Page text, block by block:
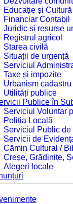
Educație și Cultură
Financiar Contabil
Juridic si resurse
Registrul agricol
Starea civilă
Situații de urgență
Serviciul
Taxe și impozite
Urbanism cadastru
Utilități publice
Publice în
Serviciul Voluntar
Poliția Locală
Serviciul Public
Servicii de
Cămin Cultural /
Creșe, Grădinițe,
Alegeri locale